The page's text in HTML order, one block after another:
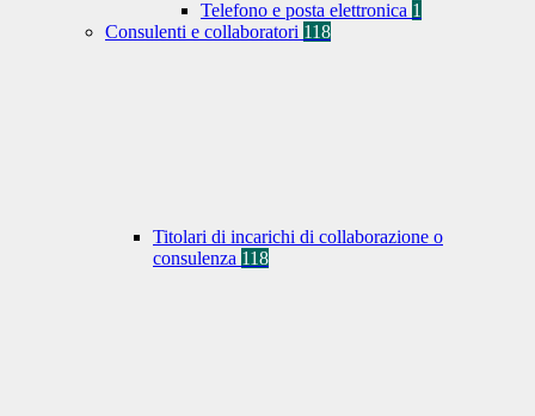
Telefono e posta elettronica 1
Consulenti e collaboratori 118
Titolari di incarichi di collaborazione o
consulenza 118